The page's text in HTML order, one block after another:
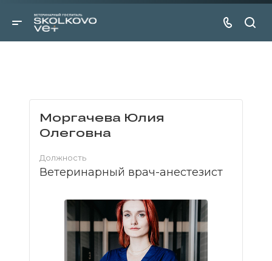
Моргачева Юлия
Олеговна
Должность
Ветеринарный врач-анестезист